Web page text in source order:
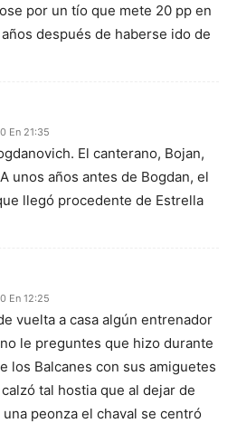
por un tío que mete 20 pp en
después de haberse ido de
En 21:35
El canterano, Bojan,
unos años antes de Bogdan, el
llegó procedente de Estrella
En 12:25
vuelta a casa algún entrenador
le preguntes que hizo durante
los Balcanes con sus amiguetes
tal hostia que al dejar de
peonza el chaval se centró